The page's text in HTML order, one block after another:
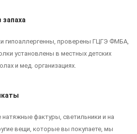
запаха
гипоаллергенны, проверены ГЦГЭ ФМБА,
установлены в местных детских
и мед. организациях.
фактуры, светильники и на
вещи, которые вы покупаете, мы